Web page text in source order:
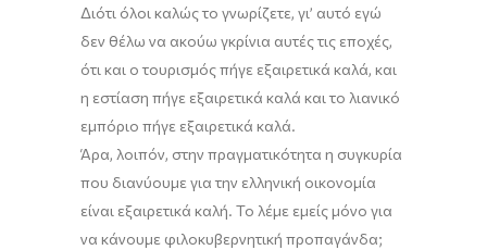
Διότι όλοι καλώς το γνωρίζετε, γι’ αυτό εγώ
δεν θέλω να ακούω γκρίνια αυτές τις εποχές,
ότι και ο τουρισμός πήγε εξαιρετικά καλά, και
η εστίαση πήγε εξαιρετικά καλά και το λιανικό
εμπόριο πήγε εξαιρετικά καλά.
Άρα, λοιπόν, στην πραγματικότητα η συγκυρία
που διανύουμε για την ελληνική οικονομία
είναι εξαιρετικά καλή. Το λέμε εμείς μόνο για
να κάνουμε φιλοκυβερνητική προπαγάνδα;